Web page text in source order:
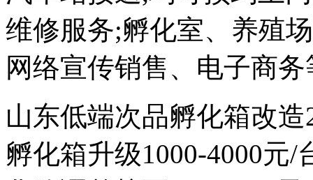
维修服务;孵化室、养殖
网络宣传销售、电子商务
山东低端次品孵化箱改
孵化箱升级1000-4000元